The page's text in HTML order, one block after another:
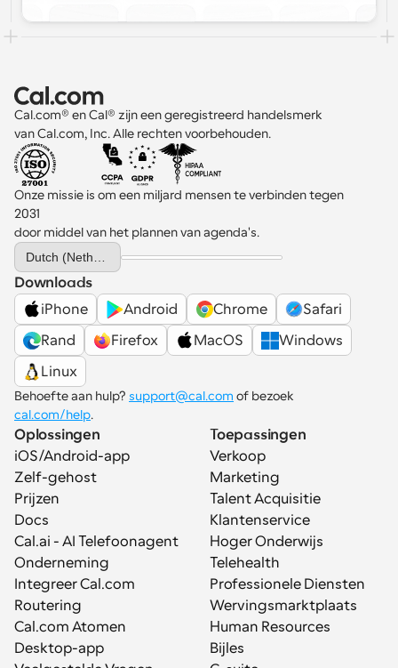
Cal.com® en Cal® zijn een geregistreerd handelsmerk
van Cal.com, Inc. Alle rechten voorbehouden.
Onze missie is om een miljard mensen te verbinden tegen
2031
door middel van het plannen van agenda's.
Select Language
Downloads
iPhone
Android Chrome
Safari
Rand
Firefox MacOS
Windows
Linux
Behoefte aan hulp? support@cal.com
cal.com/help.
Oplossingen
iOS/Android-app
Zelf-gehost
Prijzen
Docs
Cal.ai - AI Telefoonagent
Onderneming
Integreer Cal.com
Routering
Cal.com Atomen
Desktop-app
Toepassingen
Verkoop
Marketing
Talent Acquisitie
Klantenservice
Hoger Onderwijs
Telehealth
Professionele Diensten
Wervingsmarktplaats
Human Resources
Bijles